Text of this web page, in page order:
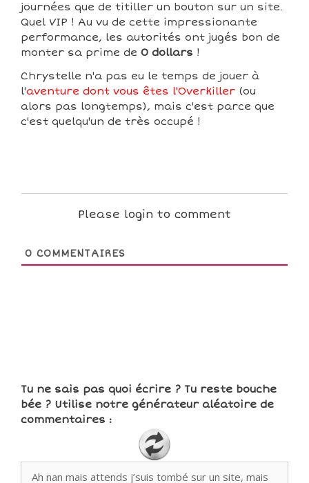
journées que de titiller un bouton sur un site.
Quel VIP ! Au vu de cette impressionante
performance, les autorités ont jugés bon de
monter sa prime de 0 dollars !
Chrystelle n'a pas eu le temps de jouer à
l'aventure dont vous êtes l'Overkiller (ou
alors pas longtemps), mais c'est parce que
c'est quelqu'un de très occupé !
Please login to comment
0 COMMENTAIRES
Tu ne sais pas quoi écrire ? Tu reste bouche
bée ? Utilise notre générateur aléatoire de
commentaires :